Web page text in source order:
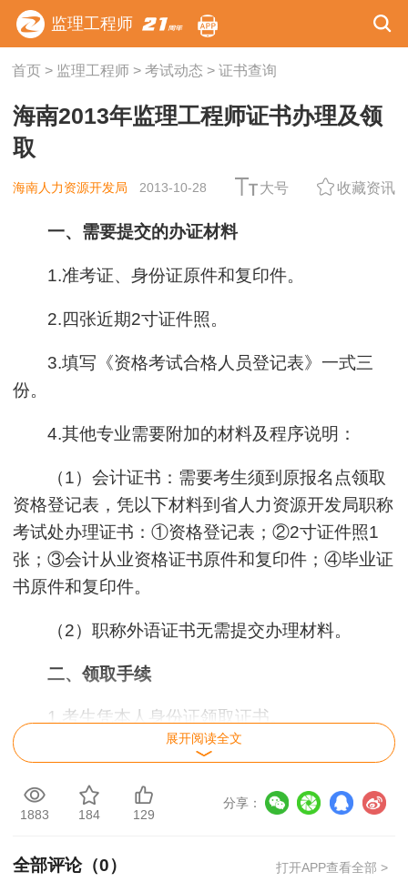
监理工程师
首页> 监理工程师> 考试动态 > 证书查询
海南2013年监理工程师证书办理及领
取
海南人力资源开发局 2013-10-28 大号 收藏资讯
一、需要提交的办证材料
1.准考证、身份证原件和复印件。
2.四张近期2寸证件照。
3.填写《资格考试合格人员登记表》一式三
份。
4.其他专业需要附加的材料及程序说明：
（1）会计证书：需要考生须到原报名点领取
资格登记表，凭以下材料到省人力资源开发局职称
考试处办理证书：①资格登记表；②2寸证件照1
张；③会计从业资格证书原件和复印件；④毕业证
书原件和复印件。
（2）职称外语证书无需提交办理材料。
二、领取手续
1.考生凭本人身份证领取证书。
2.非考生本人凭委托人身份证、委托书和考生
本人身份证领取。
算机证书）
展开阅读全文
1883 184 129
分享：
全部评论（0） 打开APP查看全部 >